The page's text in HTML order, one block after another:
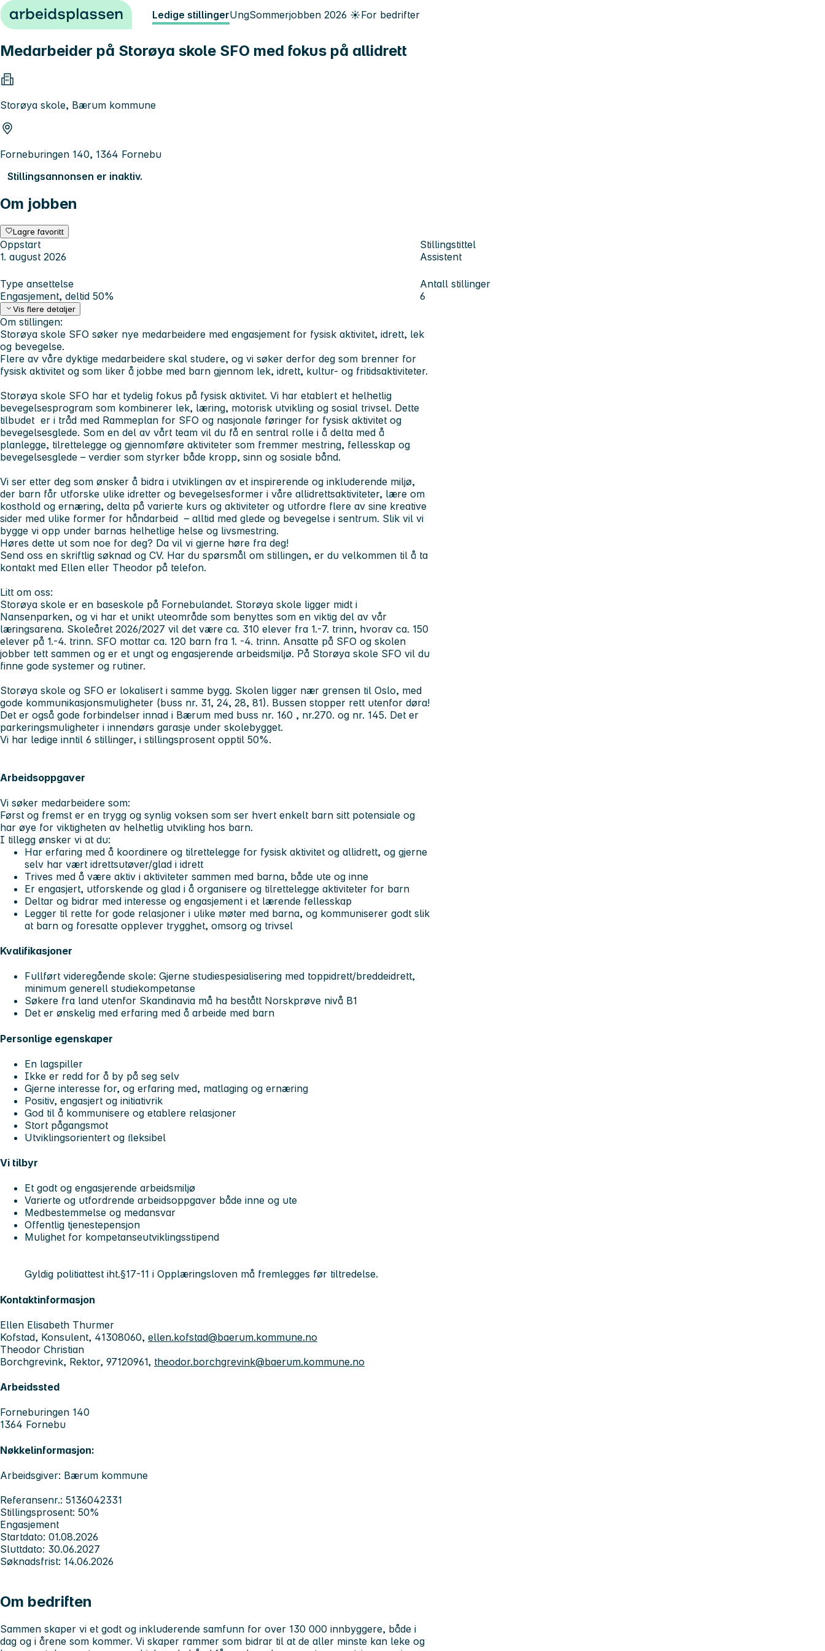
Hopp til innhold Ledige stillingerUngSommerjobben 2026 ☀️For bedrifter
Medarbeider på Storøya skole SFO med fokus på allidrett
Storøya skole, Bærum kommune
Forneburingen 140, 1364 Fornebu
Stillingsannonsen er inaktiv.
Om jobben
Lagre favoritt
Oppstart
1. august 2026
Stillingstittel
Assistent
Type ansettelse
Engasjement, deltid 50%
Antall stillinger
6
Vis flere detaljer
Om stillingen:
Storøya skole SFO søker nye medarbeidere med engasjement for fysisk aktivitet, idrett, lek
og bevegelse.
Flere av våre dyktige medarbeidere skal studere, og vi søker derfor deg som brenner for
fysisk aktivitet og som liker å jobbe med barn gjennom lek, idrett, kultur- og fritidsaktiviteter.
Storøya skole SFO har et tydelig fokus på fysisk aktivitet. Vi har etablert et helhetlig
bevegelsesprogram som kombinerer lek, læring, motorisk utvikling og sosial trivsel. Dette
tilbudet er i tråd med Rammeplan for SFO og nasjonale føringer for fysisk aktivitet og
bevegelsesglede. Som en del av vårt team vil du få en sentral rolle i å delta med å
planlegge, tilrettelegge og gjennomføre aktiviteter som fremmer mestring, fellesskap og
bevegelsesglede – verdier som styrker både kropp, sinn og sosiale bånd.
Vi ser etter deg som ønsker å bidra i utviklingen av et inspirerende og inkluderende miljø,
der barn får utforske ulike idretter og bevegelsesformer i våre allidrettsaktiviteter, lære om
kosthold og ernæring, delta på varierte kurs og aktiviteter og utfordre flere av sine kreative
sider med ulike former for håndarbeid – alltid med glede og bevegelse i sentrum. Slik vil vi
bygge vi opp under barnas helhetlige helse og livsmestring.
Høres dette ut som noe for deg? Da vil vi gjerne høre fra deg!
Send oss en skriftlig søknad og CV. Har du spørsmål om stillingen, er du velkommen til å ta
kontakt med Ellen eller Theodor på telefon.
Litt om oss:
Storøya skole er en baseskole på Fornebulandet. Storøya skole ligger midt i
Nansenparken, og vi har et unikt uteområde som benyttes som en viktig del av vår
læringsarena. Skoleåret 2026/2027 vil det være ca. 310 elever fra 1.-7. trinn, hvorav ca. 150
elever på 1.-4. trinn. SFO mottar ca. 120 barn fra 1. -4. trinn. Ansatte på SFO og skolen
jobber tett sammen og er et ungt og engasjerende arbeidsmiljø. På Storøya skole SFO vil du
finne gode systemer og rutiner.
Storøya skole og SFO er lokalisert i samme bygg. Skolen ligger nær grensen til Oslo, med
gode kommunikasjonsmuligheter (buss nr. 31, 24, 28, 81). Bussen stopper rett utenfor døra!
Det er også gode forbindelser innad i Bærum med buss nr. 160 , nr.270. og nr. 145. Det er
parkeringsmuligheter i innendørs garasje under skolebygget.
Vi har ledige inntil 6 stillinger, i stillingsprosent opptil 50%.
Arbeidsoppgaver
Vi søker medarbeidere som:
Først og fremst er en trygg og synlig voksen som ser hvert enkelt barn sitt potensiale og
har øye for viktigheten av helhetlig utvikling hos barn.
I tillegg ønsker vi at du:
Har erfaring med å koordinere og tilrettelegge for fysisk aktivitet og allidrett, og gjerne
selv har vært idrettsutøver/glad i idrett
Trives med å være aktiv i aktiviteter sammen med barna, både ute og inne
Er engasjert, utforskende og glad i å organisere og tilrettelegge aktiviteter for barn
Deltar og bidrar med interesse og engasjement i et lærende fellesskap
Legger til rette for gode relasjoner i ulike møter med barna, og kommuniserer godt slik
at barn og foresatte opplever trygghet, omsorg og trivsel
Kvalifikasjoner
Fullført videregående skole: Gjerne studiespesialisering med toppidrett/breddeidrett,
minimum generell studiekompetanse
Søkere fra land utenfor Skandinavia må ha bestått Norskprøve nivå B1
Det er ønskelig med erfaring med å arbeide med barn
Personlige egenskaper
En lagspiller
Ikke er redd for å by på seg selv
Gjerne interesse for, og erfaring med, matlaging og ernæring
Positiv, engasjert og initiativrik
God til å kommunisere og etablere relasjoner
Stort pågangsmot
Utviklingsorientert og ﬂeksibel
Vi tilbyr
Et godt og engasjerende arbeidsmiljø
Varierte og utfordrende arbeidsoppgaver både inne og ute
Medbestemmelse og medansvar
Offentlig tjenestepensjon
Mulighet for kompetanseutviklingsstipend
Gyldig politiattest iht.§17-11 i Opplæringsloven må fremlegges før tiltredelse.
Kontaktinformasjon
Ellen Elisabeth Thurmer
Kofstad, Konsulent, 41308060, ellen.kofstad@baerum.kommune.no
Theodor Christian
Borchgrevink, Rektor, 97120961, theodor.borchgrevink@baerum.kommune.no
Arbeidssted
Forneburingen 140
1364 Fornebu
Nøkkelinformasjon:
Arbeidsgiver: Bærum kommune
Referansenr.: 5136042331
Stillingsprosent: 50%
Engasjement
Startdato: 01.08.2026
Sluttdato: 30.06.2027
Søknadsfrist: 14.06.2026
Om bedriften
Sammen skaper vi et godt og inkluderende samfunn for over 130 000 innbyggere, både i
dag og i årene som kommer. Vi skaper rammer som bidrar til at de aller minste kan leke og